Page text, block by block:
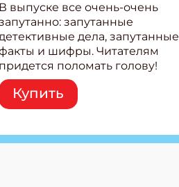
В выпуске все очень-очень
запутанные
дела, запутанные
и шифры. Читателям
придется поломать голову!
Внутри: Шифры и
расшифровки Плетем
запутанные поделки
коды 3 комикса
Купить